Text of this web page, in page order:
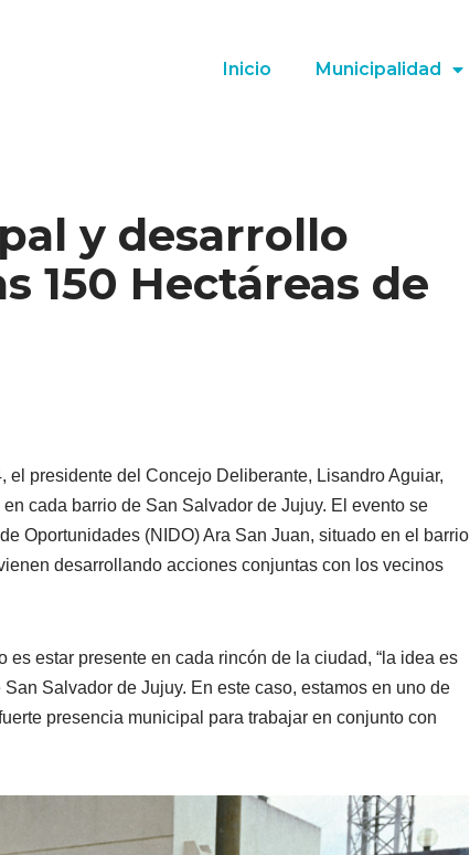
Inicio Municipalidad
y desarrollo
150 Hectáreas de
presidente del Concejo Deliberante, Lisandro Aguiar,
cada barrio de San Salvador de Jujuy. El evento se
Oportunidades (NIDO) Ara San Juan, situado en el barrio
desarrollando acciones conjuntas con los vecinos
estar presente en cada rincón de la ciudad, “la idea es
Salvador de Jujuy. En este caso, estamos en uno de
presencia municipal para trabajar en conjunto con